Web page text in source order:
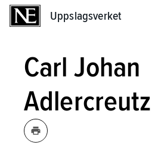
Uppslagsverket
Carl Johan
Adlercreutz